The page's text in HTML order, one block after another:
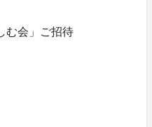
む会」ご招待